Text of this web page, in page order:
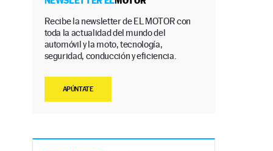
Recibe la newsletter de EL MOTOR con
toda la actualidad del mundo del
automóvil y la moto, tecnología,
seguridad, conducción y eficiencia.
APÚNTATE